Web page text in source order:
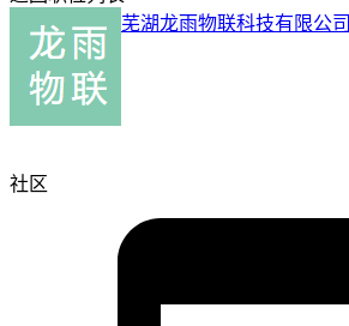
芜湖龙雨物联科技有限公司
社区